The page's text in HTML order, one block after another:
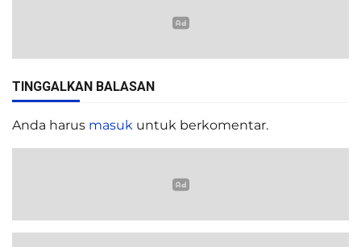
TINGGALKAN BALASAN
Anda harus masuk untuk berkomentar.